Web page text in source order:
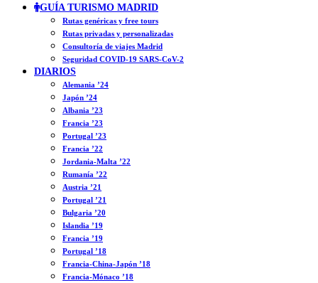
GUÍA TURISMO MADRID
Rutas genéricas y free tours
Rutas privadas y personalizadas
Consultoría de viajes Madrid
Seguridad COVID-19 SARS-CoV-2
DIARIOS
Alemania ’24
Japón ’24
Albania ’23
Francia ’23
Portugal ’23
Francia ’22
Jordania-Malta ’22
Rumanía ’22
Austria ’21
Portugal ’21
Bulgaria ’20
Islandia ’19
Francia ’19
Portugal ’18
Francia-China-Japón ’18
Francia-Mónaco ’18